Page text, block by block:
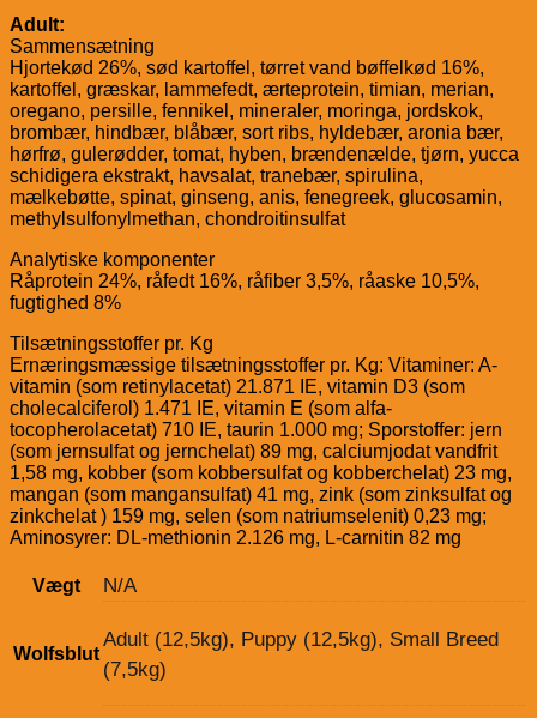
Adult:
Sammensætning
Hjortekød 26%, sød kartoffel, tørret vand bøffelkød 16%,
kartoffel, græskar, lammefedt, ærteprotein, timian, merian,
oregano, persille, fennikel, mineraler, moringa, jordskok,
brombær, hindbær, blåbær, sort ribs, hyldebær, aronia bær,
hørfrø, gulerødder, tomat, hyben, brændenælde, tjørn, yucca
schidigera ekstrakt, havsalat, tranebær, spirulina,
mælkebøtte, spinat, ginseng, anis, fenegreek, glucosamin,
methylsulfonylmethan, chondroitinsulfat
Analytiske komponenter
Råprotein 24%, råfedt 16%, råfiber 3,5%, råaske 10,5%,
fugtighed 8%
Tilsætningsstoffer pr. Kg
Ernæringsmæssige tilsætningsstoffer pr. Kg: Vitaminer: A-
vitamin (som retinylacetat) 21.871 IE, vitamin D3 (som
cholecalciferol) 1.471 IE, vitamin E (som alfa-
tocopherolacetat) 710 IE, taurin 1.000 mg; Sporstoffer: jern
(som jernsulfat og jernchelat) 89 mg, calciumjodat vandfrit
1,58 mg, kobber (som kobbersulfat og kobberchelat) 23 mg,
mangan (som mangansulfat) 41 mg, zink (som zinksulfat og
zinkchelat ) 159 mg, selen (som natriumselenit) 0,23 mg;
Aminosyrer: DL-methionin 2.126 mg, L-carnitin 82 mg
Vægt N/A
Wolfsblut
Adult (12,5kg), Puppy (12,5kg), Small Breed
(7,5kg)